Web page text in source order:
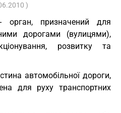
)
орган, призначений для
дорогами (вулицями),
розвитку та
автомобільної дороги,
для руху транспортних